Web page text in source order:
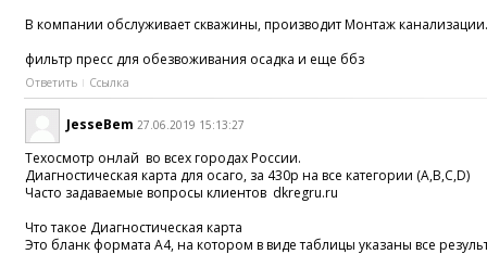
В компании обслуживает скважины, производит Монтаж
фильтр пресс для обезвоживания осадка и еще ббз
Ответить Ссылка
JesseBem 27.06.2019 15:13:27
Техосмотр онлай во всех городах России.
Диагностическая карта для осаго, за 430р на все категории (A,B,C,D)
Часто задаваемые вопросы клиентов dkregru.ru
Что такое Диагностическая карта
Это бланк формата А4, на котором в виде таблицы указаны все